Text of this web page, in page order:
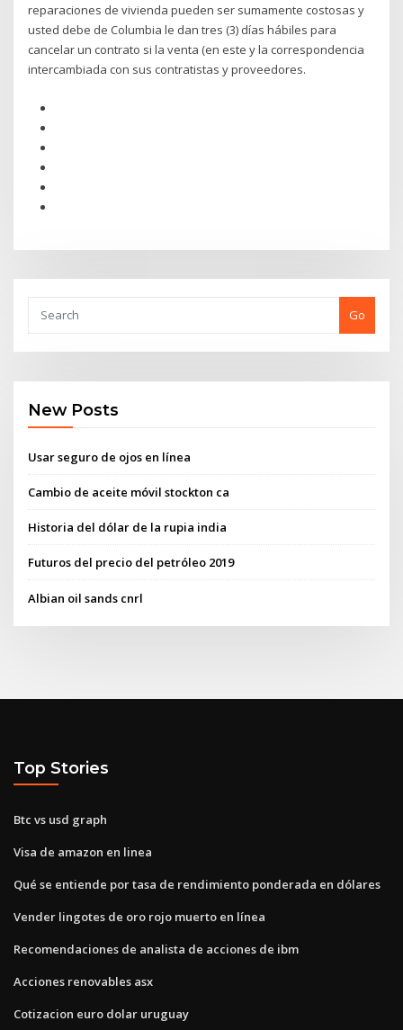
reparaciones de vivienda pueden ser sumamente costosas y
usted debe de Columbia le dan tres (3) días hábiles para
cancelar un contrato si la venta (en este y la correspondencia
intercambiada con sus contratistas y proveedores.
Go
New Posts
Usar seguro de ojos en línea
Cambio de aceite móvil stockton ca
Historia del dólar de la rupia india
Futuros del precio del petróleo 2019
Albian oil sands cnrl
Top Stories
Btc vs usd graph
Visa de amazon en linea
Qué se entiende por tasa de rendimiento ponderada en dólares
Vender lingotes de oro rojo muerto en línea
Recomendaciones de analista de acciones de ibm
Acciones renovables asx
Cotizacion euro dolar uruguay